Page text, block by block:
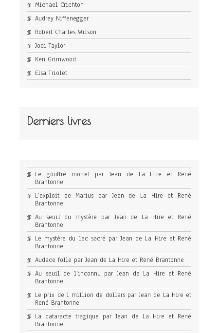
Michael Crichton
Audrey Niffenegger
Robert Charles Wilson
Jodi Taylor
Ken Grimwood
Elsa Triolet
Derniers livres
Le gouffre mortel par Jean de La Hire et René
Brantonne
L’exploit de Marius par Jean de La Hire et René
Brantonne
Au seuil du mystère par Jean de La Hire et René
Brantonne
Le mystère du lac sacré par Jean de La Hire et René
Brantonne
Audace folle par Jean de La Hire et René Brantonne
Au seuil de l’inconnu par Jean de La Hire et René
Brantonne
Le prix de 1 million de dollars par Jean de La Hire et
René Brantonne
La cataracte tragique par Jean de La Hire et René
Brantonne